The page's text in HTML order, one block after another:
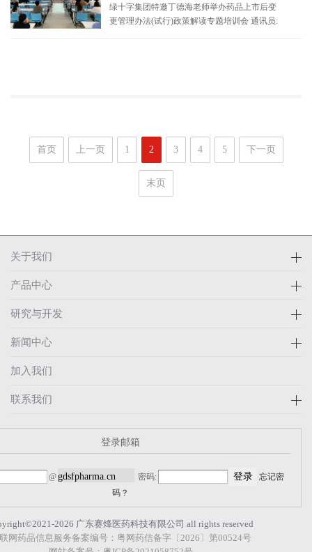
绿十字集团特邀丁德海老师举办药品上市后变
更管理办法(试行)政策解读专题培训会 通讯员:
首页 上一页 1 2 3 4 5 下一页
末页
关于我们
产品中心
研究与开发
新闻中心
加入我们
联系我们
登录邮箱
@ 密码:
忘记密
码？
2026 广东赛烽医药科技有限公司 all rights reserved
网药品信息服务备案编号：粤网药信备字〔2026〕第00524号